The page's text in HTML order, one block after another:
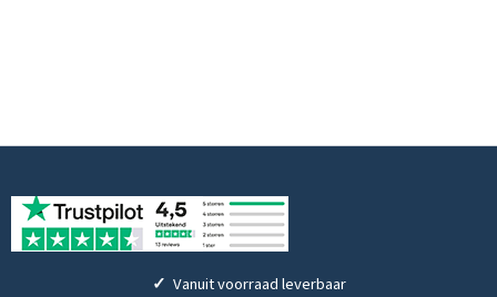
✓ Vanuit voorraad leverbaar